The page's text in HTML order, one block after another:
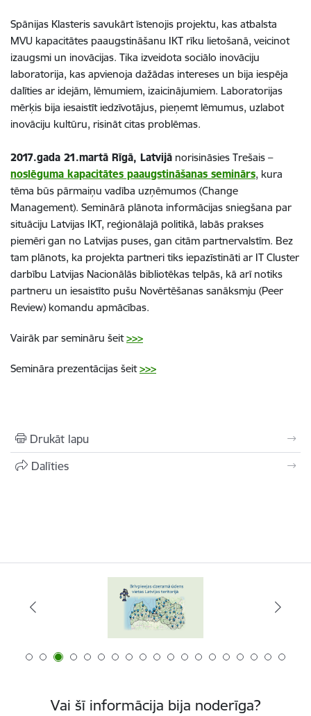
Spānijas Klasteris savukārt īstenojis projektu, kas atbalsta
MVU kapacitātes paaugstināšanu IKT rīku lietošanā, veicinot
izaugsmi un inovācijas. Tika izveidota sociālo inovāciju
laboratorija, kas apvienoja dažādas intereses un bija iespēja
dalīties ar idejām, lēmumiem, izaicinājumiem. Laboratorijas
mērķis bija iesaistīt iedzīvotājus, pieņemt lēmumus, uzlabot
inovāciju kultūru, risināt citas problēmas.
2017.gada 21.martā Rīgā, Latvijā norisināsies Trešais –
noslēguma kapacitātes paaugstināšanas seminārs, kura
tēma būs pārmaiņu vadība uzņēmumos (Change
Management). Seminārā plānota informācijas sniegšana par
situāciju Latvijas IKT, reģionālajā politikā, labās prakses
piemēri gan no Latvijas puses, gan citām partnervalstīm. Bez
tam plānots, ka projekta partneri tiks iepazīstināti ar IT Cluster
darbību Latvijas Nacionālās bibliotēkas telpās, kā arī notiks
partneru un iesaistīto pušu Novērtēšanas sanāksmju (Peer
Review) komandu apmācības.
Vairāk par semināru šeit>>>
Semināra prezentācijas šeit>>>
Drukāt lapu
Dalīties
Vai šī informācija bija noderīga?